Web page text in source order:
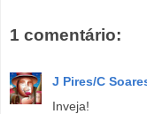
1 comentário:
J Pires/C
Inveja!